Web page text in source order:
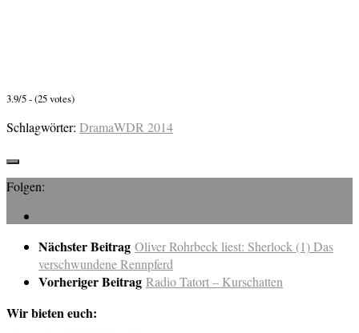
3.9/5 - (25 votes)
Schlagwörter: DramaWDR 2014
Folgen:
Nächster Beitrag Oliver Rohrbeck liest: Sherlock (1) Das
verschwundene Rennpferd
Vorheriger Beitrag Radio Tatort – Kurschatten
Wir bieten euch: